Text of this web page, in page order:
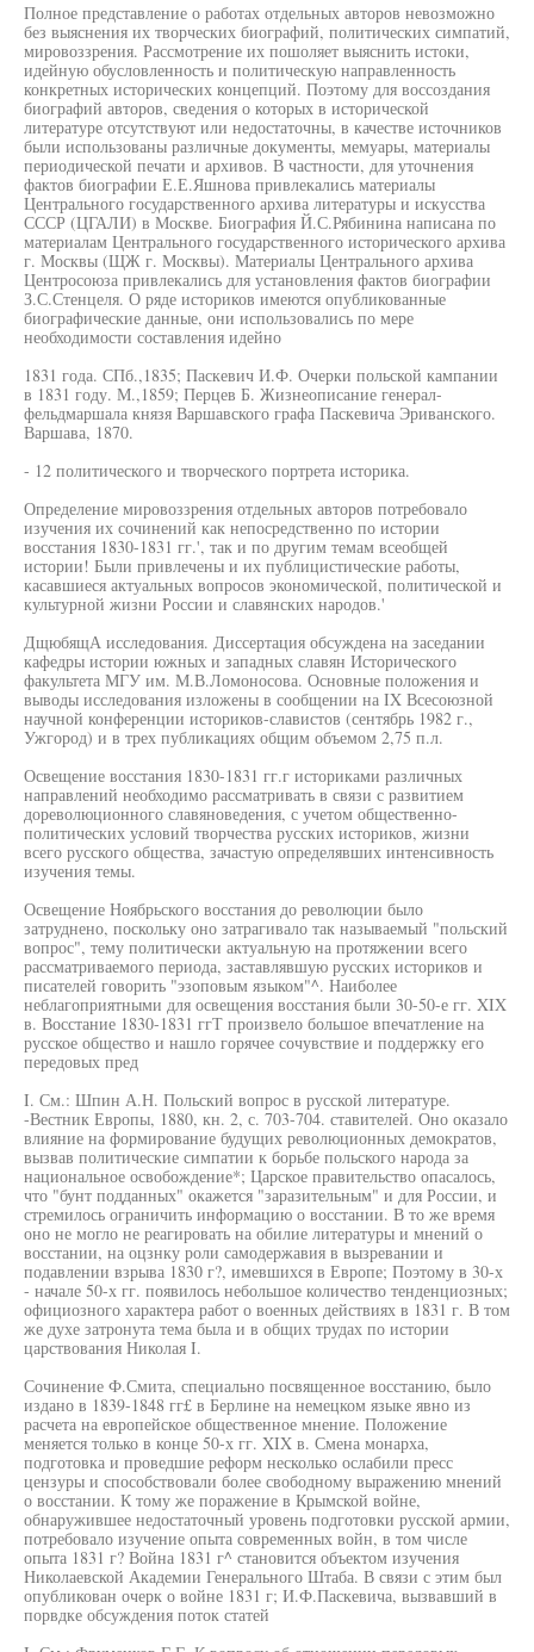
Полное представление о работах отдельных авторов невозможно
без выяснения их творческих биографий, политических симпатий,
мировоззрения. Рассмотрение их пошоляет выяснить истоки,
идейную обусловленность и политическую направленность
конкретных исторических концепций. Поэтому для воссоздания
биографий авторов, сведения о которых в исторической
литературе отсутствуют или недостаточны, в качестве источников
были использованы различные документы, мемуары, материалы
периодической печати и архивов. В частности, для уточнения
фактов биографии Е.Е.Яшнова привлекались материалы
Центрального государственного архива литературы и искусства
СССР (ЦГАЛИ) в Москве. Биография Й.С.Рябинина написана по
материалам Центрального государственного исторического архива
г. Москвы (ЩЖ г. Москвы). Материалы Центрального архива
Центросоюза привлекались для установления фактов биографии
З.С.Стенцеля. О ряде историков имеются опубликованные
биографические данные, они использовались по мере
необходимости составления идейно
1831 года. СПб.,1835; Паскевич И.Ф. Очерки польской кампании
в 1831 году. М.,1859; Перцев Б. Жизнеописание генерал-
фельдмаршала князя Варшавского графа Паскевича Эриванского.
Варшава, 1870.
- 12 политического и творческого портрета историка.
Определение мировоззрения отдельных авторов потребовало
изучения их сочинений как непосредственно по истории
восстания 1830-1831 гг.', так и по другим темам всеобщей
истории! Были привлечены и их публицистические работы,
касавшиеся актуальных вопросов экономической, политической и
культурной жизни России и славянских народов.'
ДщюбящА исследования. Диссертация обсуждена на заседании
кафедры истории южных и западных славян Исторического
факультета МГУ им. М.В.Ломоносова. Основные положения и
выводы исследования изложены в сообщении на IX Всесоюзной
научной конференции историков-славистов (сентябрь 1982 г.,
Ужгород) и в трех публикациях общим объемом 2,75 п.л.
Освещение восстания 1830-1831 гг.г историками различных
направлений необходимо рассматривать в связи с развитием
дореволюционного славяноведения, с учетом общественно-
политических условий творчества русских историков, жизни
всего русского общества, зачастую определявших интенсивность
изучения темы.
Освещение Ноябрьского восстания до революции было
затруднено, поскольку оно затрагивало так называемый "польский
вопрос", тему политически актуальную на протяжении всего
рассматриваемого периода, заставлявшую русских историков и
писателей говорить "эзоповым языком"^. Наиболее
неблагоприятными для освещения восстания были 30-50-е гг. XIX
в. Восстание 1830-1831 ггТ произвело большое впечатление на
русское общество и нашло горячее сочувствие и поддержку его
передовых пред
I. См.: Шпин А.Н. Польский вопрос в русской литературе.
-Вестник Европы, 1880, кн. 2, с. 703-704. ставителей. Оно оказало
влияние на формирование будущих революционных демократов,
вызвав политические симпатии к борьбе польского народа за
национальное освобождение*; Царское правительство опасалось,
что "бунт подданных" окажется "заразительным" и для России, и
стремилось ограничить информацию о восстании. В то же время
оно не могло не реагировать на обилие литературы и мнений о
восстании, на оцзнку роли самодержавия в вызревании и
подавлении взрыва 1830 г?, имевшихся в Европе; Поэтому в 30-х
- начале 50-х гг. появилось небольшое количество тенденциозных;
официозного характера работ о военных действиях в 1831 г. В том
же духе затронута тема была и в общих трудах по истории
царствования Николая I.
Сочинение Ф.Смита, специально посвященное восстанию, было
издано в 1839-1848 гг£ в Берлине на немецком языке явно из
расчета на европейское общественное мнение. Положение
меняется только в конце 50-х гг. XIX в. Смена монарха,
подготовка и проведшие реформ несколько ослабили пресс
цензуры и способствовали более свободному выражению мнений
о восстании. К тому же поражение в Крымской войне,
обнаружившее недостаточный уровень подготовки русской армии,
потребовало изучение опыта современных войн, в том числе
опыта 1831 г? Война 1831 г^ становится объектом изучения
Николаевской Академии Генерального Штаба. В связи с этим был
опубликован очерк о войне 1831 г; И.Ф.Паскевича, вызвавший в
порвдке обсуждения поток статей